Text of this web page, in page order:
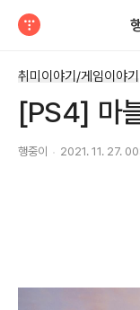
취미이야기/게임이야기
[PS4] 마
행중이 2021. 11. 27.